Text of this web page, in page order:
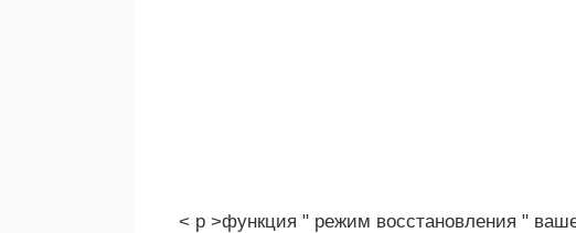
< р >функция " режим восстановления "